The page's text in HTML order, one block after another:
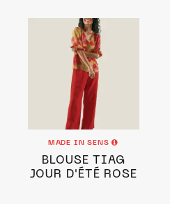
MADE IN SENS
BLOUSE TIAG
JOUR D'ÉTÉ ROSE